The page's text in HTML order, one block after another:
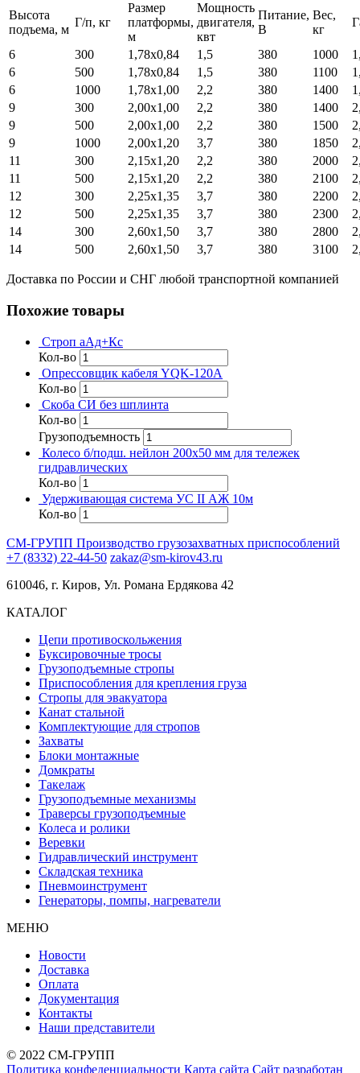
Высота
подъема, м
Г/п, кг
Размер
платформы,
м
Мощность
двигателя,
квт
Питание,
В
Вес,
кг
6 300 1,78х0,84 1,5 380 1000
6
500 1,78х0,84 1,5 380 1100
6
1000 1,78х1,00 2,2 380 1400
9
300 2,00х1,00 2,2 380 1400
9
500 2,00х1,00 2,2 380 1500
9
1000 2,00х1,20 3,7 380 1850
11
300 2,15х1,20 2,2 380 2000
11
500 2,15х1,20 2,2 380 2100
12
300 2,25х1,35 3,7 380 2200
12
500 2,25х1,35 3,7 380 2300
14
300 2,60х1,50 3,7 380 2800
14
500 2,60х1,50 3,7 380 3100
Доставка по России и СНГ любой транспортной компанией
Похожие товары
Строп аАд+Кс
Кол-во
Опрессовщик кабеля YQK-120A
Кол-во
Скоба СИ без шплинта
Кол-во
Грузоподъемность
Колесо б/подш. нейлон 200х50 мм для тележек
гидравлических
Кол-во
Удерживающая система УС II АЖ 10м
Кол-во
СМ-ГРУПП Производство грузозахватных приспособлений
+7 (8332) 22-44-50 zakaz@sm-kirov43.ru
610046, г. Киров, Ул. Романа Ердякова 42
КАТАЛОГ
Цепи противоскольжения
Буксировочные тросы
Грузоподъемные стропы
Приспособления для крепления груза
Стропы для эвакуатора
Канат стальной
Комплектующие для стропов
Захваты
Блоки монтажные
Домкраты
Такелаж
Грузоподъемные механизмы
Траверсы грузоподъемные
Колеса и ролики
Веревки
Гидравлический инструмент
Складская техника
Пневмоинструмент
Генераторы, помпы, нагреватели
МЕНЮ
Новости
Доставка
Оплата
Документация
Контакты
Наши представители
© 2022 СМ-ГРУПП
Политика конфеденциальности Карта сайта Сайт разработан